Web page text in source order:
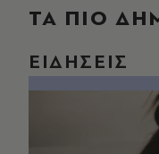
ΤΑ ΠΙΟ
ΕΙΔΗΣΕΙΣ